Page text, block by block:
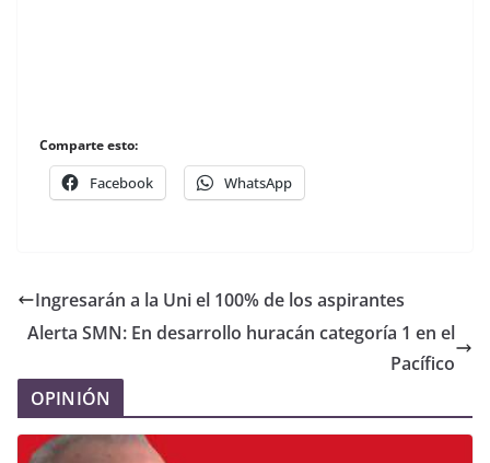
Comparte esto:
Facebook WhatsApp
Ingresarán a la Uni el 100% de los aspirantes
Alerta SMN: En desarrollo huracán categoría 1 en el
Pacífico
OPINIÓN